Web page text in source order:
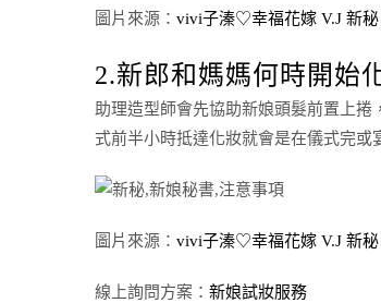
圖片來源： vivi子溱♡幸福花嫁 V.J 新
2.新郎和媽媽何時開始
助理造型師會先協助新娘頭髮前置上
式前半小時抵達化妝就會是在儀式完或
圖片來源： vivi子溱♡幸福花嫁 V.J 新
線上詢問方案： 新娘試妝服務